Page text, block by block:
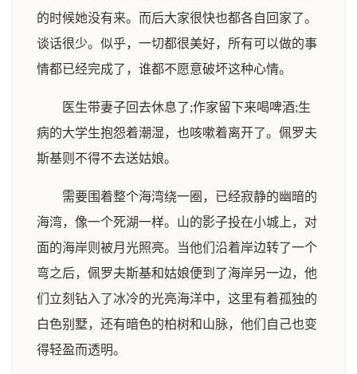
的时候她没有来。而后大家很快也都各自回家了。
谈话很少。似乎，一切都很美好，所有可以做的事
情都已经完成了，谁都不愿意破坏这种心情。
医生带妻子回去休息了;作家留下来喝啤酒;生
病的大学生抱怨着潮湿，也咳嗽着离开了。佩罗夫
斯基则不得不去送姑娘。
需要围着整个海湾绕一圈，已经寂静的幽暗的
海湾，像一个死湖一样。山的影子投在小城上，对
面的海岸则被月光照亮。当他们沿着岸边转了一个
弯之后，佩罗夫斯基和姑娘便到了海岸另一边，他
们立刻钻入了冰冷的光亮海洋中，这里有着孤独的
白色别墅，还有暗色的柏树和山脉，他们自己也变
得轻盈而透明。